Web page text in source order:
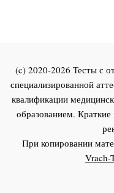
(c) 2020-2026 Тесты с
специализированной
квалификации
образованием. Краткие
При копировании
Vrach-